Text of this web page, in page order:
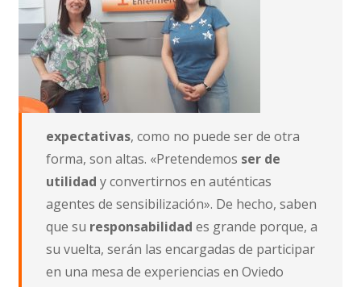
expectativas, como no puede ser de otra
forma, son altas. «Pretendemos ser de
utilidad y convertirnos en auténticas
agentes de sensibilización». De hecho, saben
que su responsabilidad es grande porque, a
su vuelta, serán las encargadas de participar
en una mesa de experiencias en Oviedo